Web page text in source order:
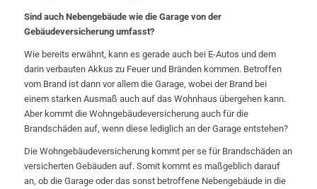
Sind auch Nebengebäude wie die Garage von der
Gebäudeversicherung umfasst?
Wie bereits erwähnt, kann es gerade auch bei E-Autos und dem
darin verbauten Akkus zu Feuer und Bränden kommen. Betroffen
vom Brand ist dann vor allem die Garage, wobei der Brand bei
einem starken Ausmaß auch auf das Wohnhaus übergehen kann.
Aber kommt die Wohngebäudeversicherung auch für die
Brandschäden auf, wenn diese lediglich an der Garage entstehen?
Die Wohngebäudeversicherung kommt per se für Brandschäden an
versicherten Gebäuden auf. Somit kommt es maßgeblich darauf
an, ob die Garage oder das sonst betroffene Nebengebäude in die